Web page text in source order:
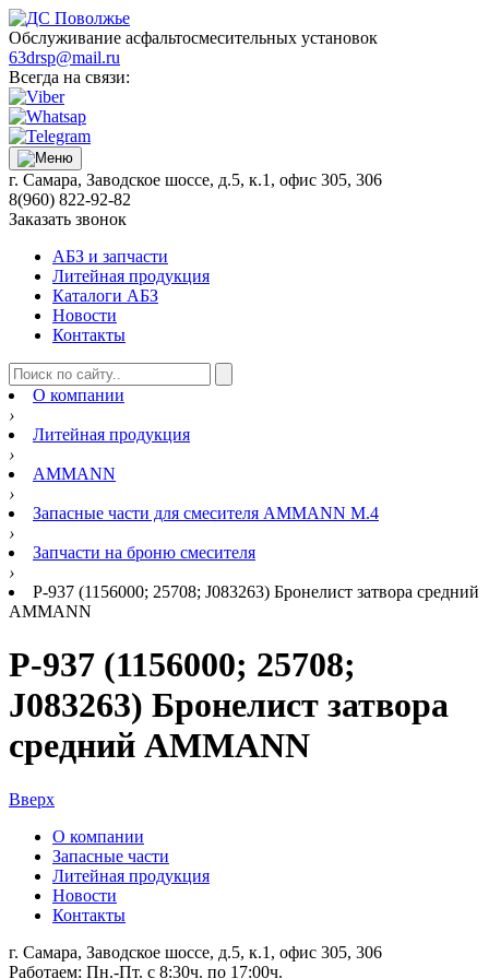
Обслуживание асфальтосмесительных установок
63drsp@mail.ru
Всегда на связи:
г. Самара, Заводское шоссе, д.5, к.1, офис 305, 306
8(960) 822-92-82
Заказать звонок
АБЗ и запчасти
Литейная продукция
Каталоги АБЗ
Новости
Контакты
О компании
›
Литейная продукция
›
AMMANN
›
Запасные части для смесителя AMMANN M.4
›
Запчасти на броню смесителя
›
Р-937 (1156000; 25708; J083263) Бронелист затвора средний
AMMANN
Р-937 (1156000; 25708;
J083263) Бронелист затвора
средний AMMANN
Вверх
О компании
Запасные части
Литейная продукция
Новости
Контакты
г. Самара, Заводское шоссе, д.5, к.1, офис 305, 306
Работаем: Пн.-Пт. с 8:30ч. по 17:00ч.